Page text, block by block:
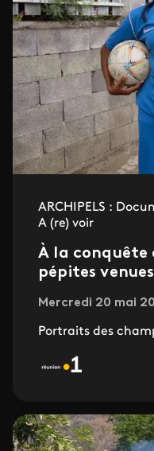
ARCHIPELS :
A (re) voir
À la conquête
pépites
Mercredi 20 mai
Portraits des